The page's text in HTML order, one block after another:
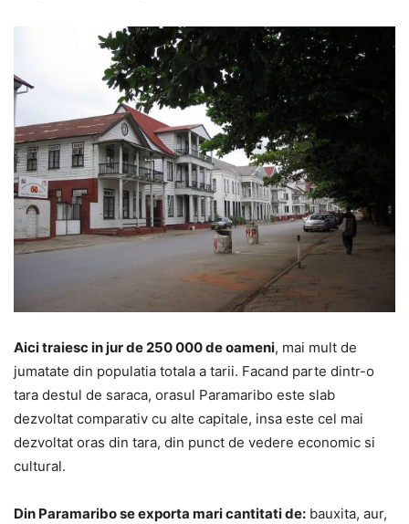
Aici traiesc in jur de 250 000 de oameni, mai mult de
jumatate din populatia totala a tarii. Facand parte dintr-o
tara destul de saraca, orasul Paramaribo este slab
dezvoltat comparativ cu alte capitale, insa este cel mai
dezvoltat oras din tara, din punct de vedere economic si
cultural.
Din Paramaribo se exporta mari cantitati de: bauxita, aur,